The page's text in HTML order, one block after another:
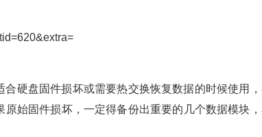
硬盘固件损坏或需要热交换恢复数据的时候使用
始固件损坏，一定得备份出重要的几个数据模块